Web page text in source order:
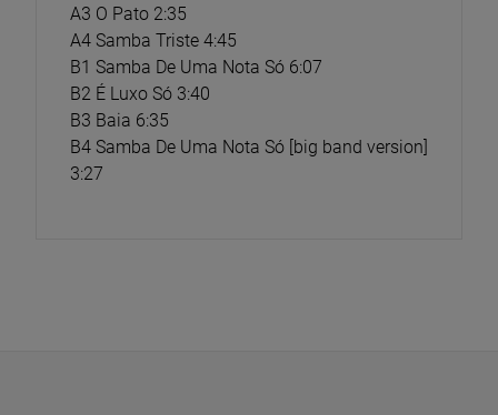
A3 O Pato 2:35
A4 Samba Triste 4:45
B1 Samba De Uma Nota Só 6:07
B2 É Luxo Só 3:40
B3 Baia 6:35
B4 Samba De Uma Nota Só [big band version]
3:27